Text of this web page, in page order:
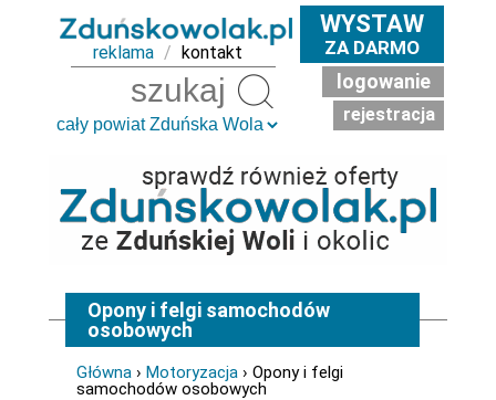
reklama / kontakt
WYSTAW
ZA DARMO
logowanie
rejestracja
Opony i felgi samochodów
osobowych
Główna › Motoryzacja › Opony i felgi
samochodów osobowych